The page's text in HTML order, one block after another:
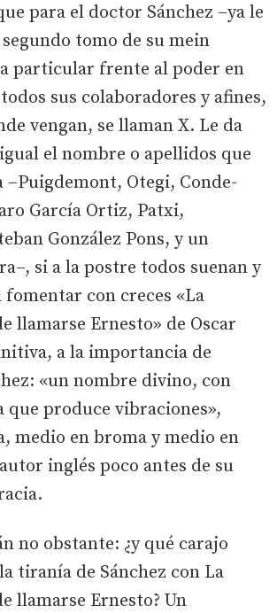
para el doctor Sánchez –ya le
tomo de su mein
particular frente al poder en
sus colaboradores y afines,
vengan, se llaman X. Le da
el nombre o apellidos que
–Puigdemont, Otegi, Conde-
García Ortiz, Patxi,
González Pons, y un
si a la postre todos suenan y
con creces «La
llamarse Ernesto» de Oscar
a la importancia de
«un nombre divino, con
que produce vibraciones»,
medio en broma y medio en
inglés poco antes de su
no obstante: ¿y qué carajo
tiranía de Sánchez con La
llamarse Ernesto? Un